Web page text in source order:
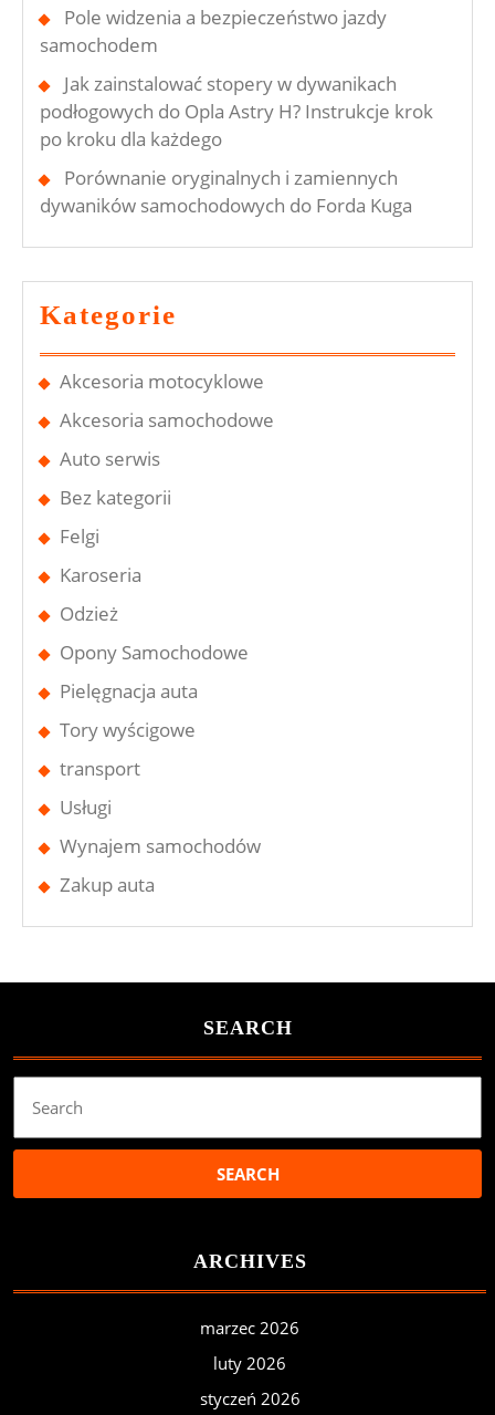
Pole widzenia a bezpieczeństwo jazdy
samochodem
Jak zainstalować stopery w dywanikach
podłogowych do Opla Astry H? Instrukcje krok
po kroku dla każdego
Porównanie oryginalnych i zamiennych
dywaników samochodowych do Forda Kuga
Kategorie
Akcesoria motocyklowe
Akcesoria samochodowe
Auto serwis
Bez kategorii
Felgi
Karoseria
Odzież
Opony Samochodowe
Pielęgnacja auta
Tory wyścigowe
transport
Usługi
Wynajem samochodów
Zakup auta
SEARCH
for:
ARCHIVES
marzec 2026
luty 2026
styczeń 2026